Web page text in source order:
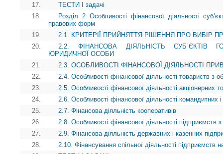
17.
ТЕСТИ І задачі
18.
Розділ 2 Особливості фінансової діяльності
правових форм
19.
2.1. КРИТЕРІЇ ПРИЙНЯТТЯ РІШЕННЯ ПРО ВИБІР
20.
2.2. ФІНАНСОВА ДІЯЛЬНІСТЬ СУБ’ЄКТІВ
ЮРИДИЧНОЇ ОСОБИ
21.
2.3. ОСОБЛИВОСТІ ФІНАНСОВОЇ ДІЯЛЬНОСТІ
22.
2.4. Особливості фінансової діяльності товариств з
23.
2.5. Особливості фінансової діяльності акціонерних
24.
2.6. Особливості фінансової діяльності командитних
25.
2.7. Фінансова діяльність кооперативів
26.
2.8. Особливості фінансової діяльності підприємств
27.
2.9. Фінансова діяльність державних і казенних
28.
2.10. Фінансування спільної діяльності підприємств